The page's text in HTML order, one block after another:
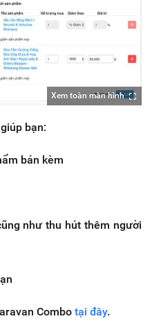
Xem toàn màn hình
bạn:
bán kèm
như thu hút thêm người
Combo tại đây.